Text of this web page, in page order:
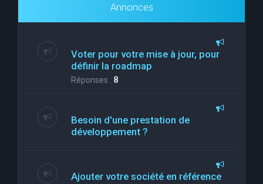
Annonces
Voter pour votre mise à jour, pour
définir la roadmap
Réponses : 8
Besoin d'une prestation de
développement ?
Ajouter votre société en référence